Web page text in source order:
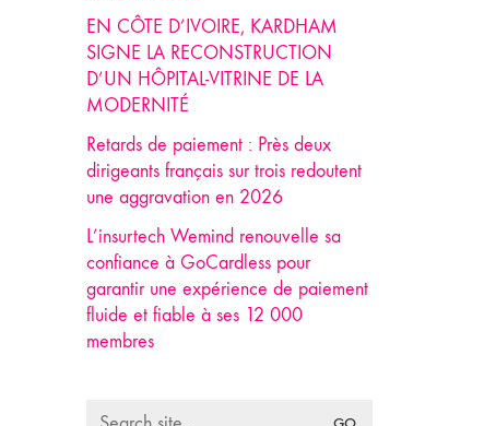
EN CÔTE D’IVOIRE, KARDHAM
SIGNE LA RECONSTRUCTION
D’UN HÔPITAL-VITRINE DE LA
MODERNITÉ
Retards de paiement : Près deux
dirigeants français sur trois redoutent
une aggravation en 2026
L’insurtech Wemind renouvelle sa
confiance à GoCardless pour
garantir une expérience de paiement
fluide et fiable à ses 12 000
membres
Search